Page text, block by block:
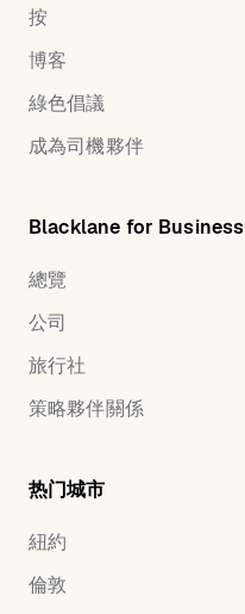
按
博客
綠色倡議
成為司機夥伴
Blacklane for Business
總覽
公司
旅行社
策略夥伴關係
热门城市
紐約
倫敦